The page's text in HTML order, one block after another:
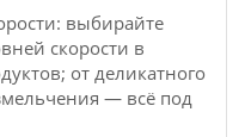
выбирайте
скорости в
от деликатного
— всё под